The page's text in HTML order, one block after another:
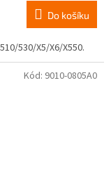
Do košíku
530/X5/X6/X550.
Kód: 9010-0805A0